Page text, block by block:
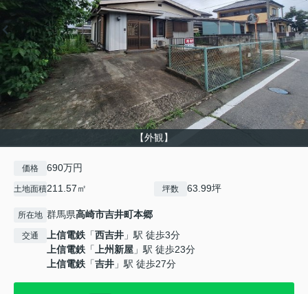
【外観】
価格 690万円
土地面積211.57㎡ 坪数 63.99坪
所在地 群馬県高崎市吉井町本郷
交通 上信電鉄 「西吉井 」駅 徒歩3分
上信電鉄 「 上州新屋 」駅 徒歩23分
上信電鉄 「吉井 」駅 徒歩27分